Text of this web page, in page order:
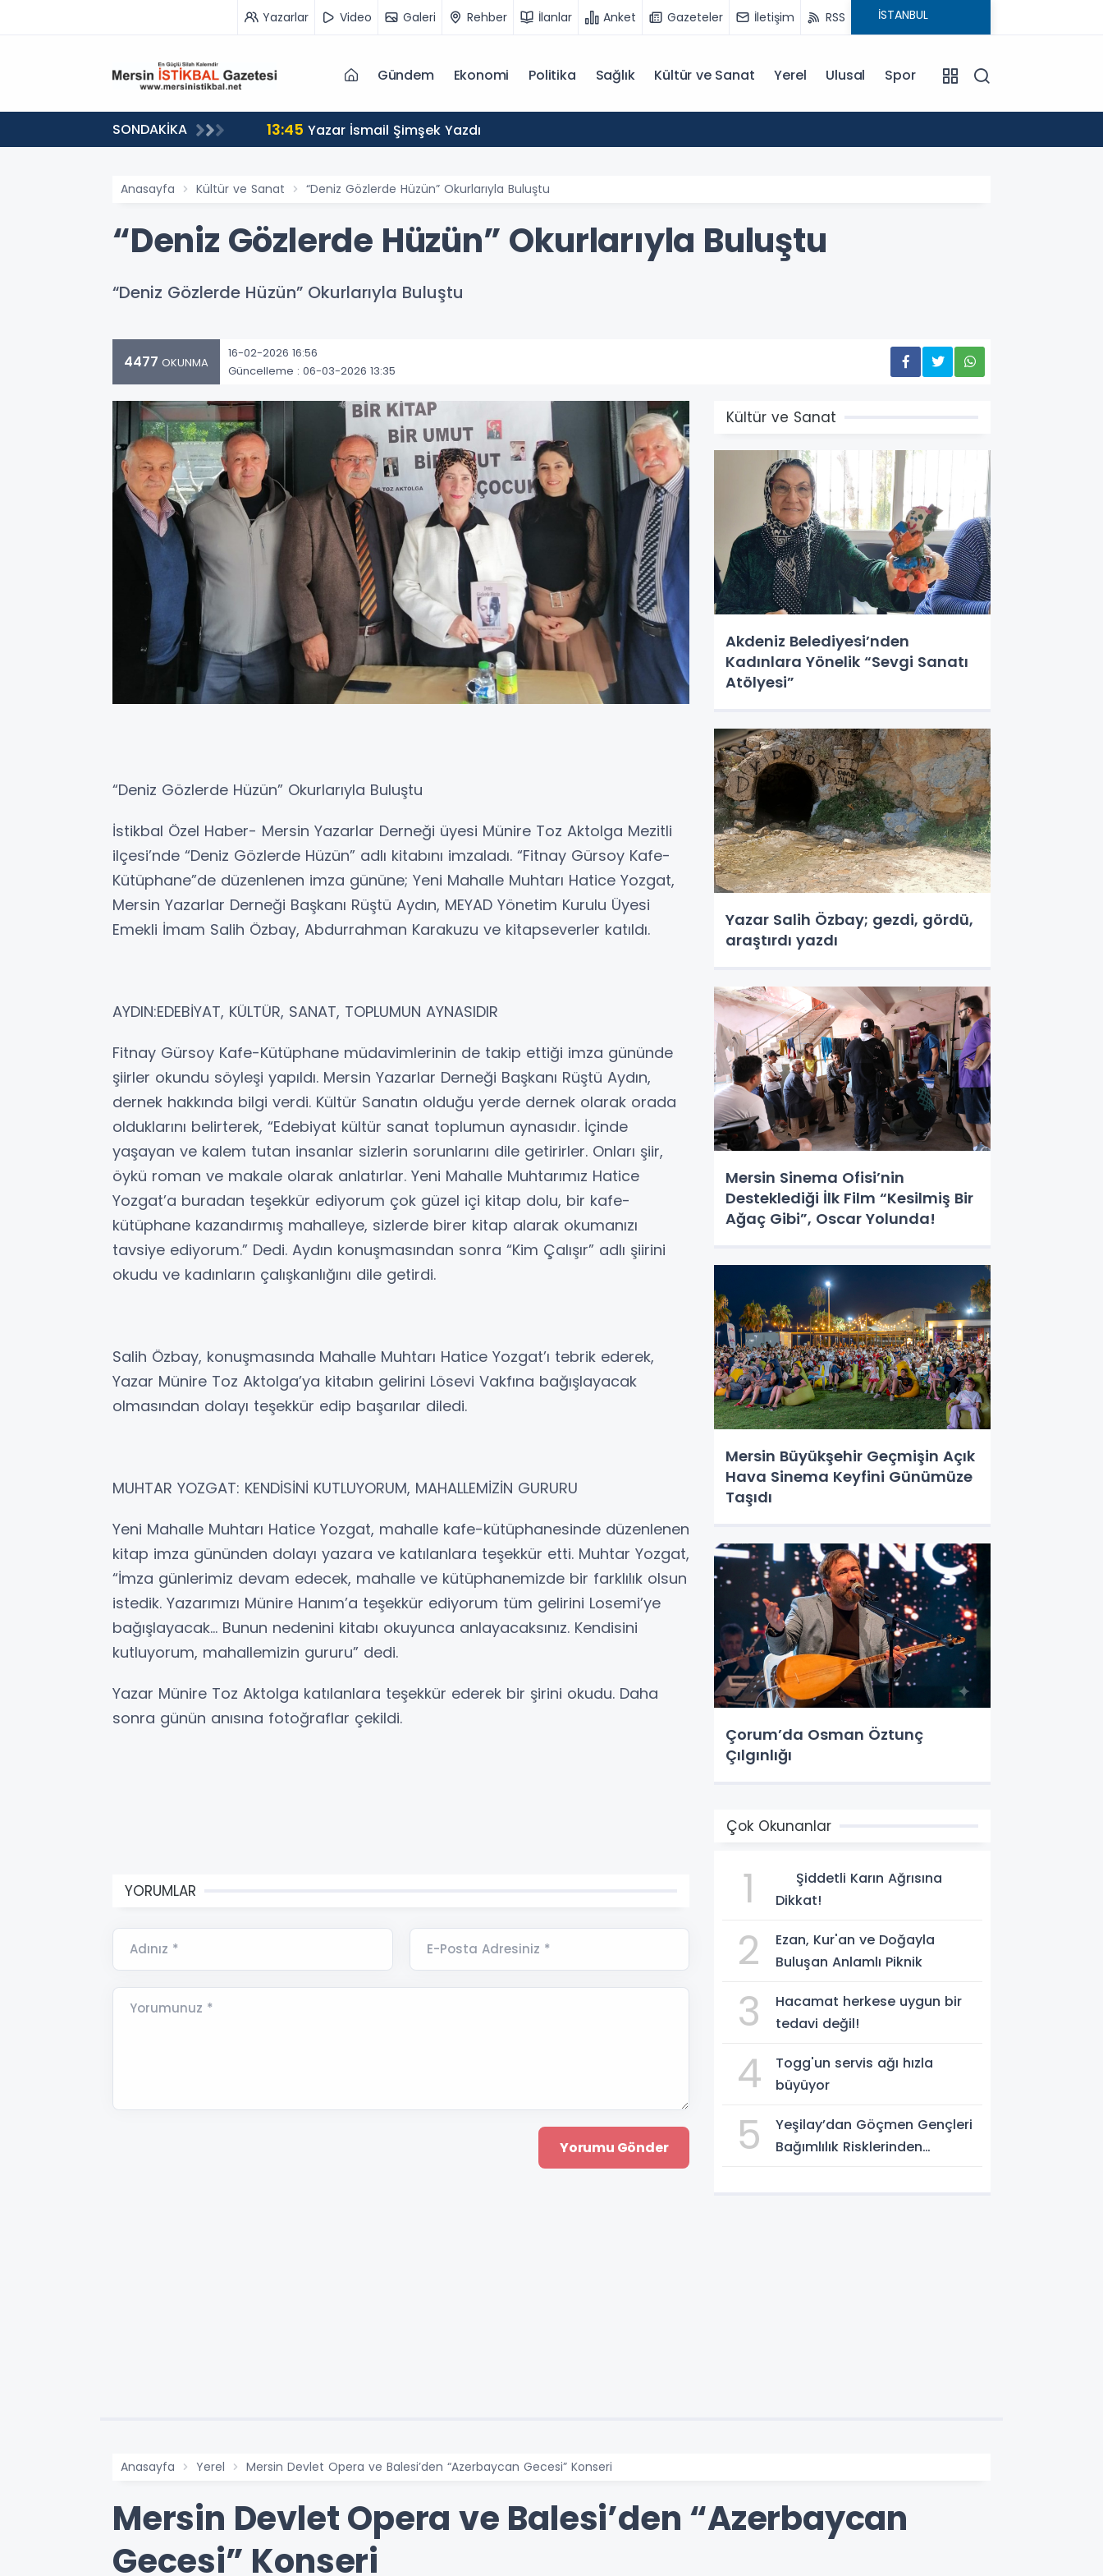
Yazarlar Video Galeri Rehber İlanlar Anket Gazeteler İletişim RSS
Gündem Ekonomi Politika Sağlık Kültür ve Sanat Yerel Ulusal Spor
SONDAKİKA
Yolculuğuna Uğurladı 13:45 Yazar İsmail Şimşek Yazdı
Anasayfa Kültür ve Sanat “Deniz Gözlerde Hüzün” Okurlarıyla Buluştu
“Deniz Gözlerde Hüzün” Okurlarıyla Buluştu
“Deniz Gözlerde Hüzün” Okurlarıyla Buluştu
4477 OKUNMA
16-02-2026 16:56
Güncelleme : 06-03-2026 13:35
“Deniz Gözlerde Hüzün” Okurlarıyla Buluştu
İstikbal Özel Haber- Mersin Yazarlar Derneği üyesi Münire Toz Aktolga Mezitli
ilçesi’nde “Deniz Gözlerde Hüzün” adlı kitabını imzaladı. “Fitnay Gürsoy Kafe-
Kütüphane”de düzenlenen imza gününe; Yeni Mahalle Muhtarı Hatice Yozgat,
Mersin Yazarlar Derneği Başkanı Rüştü Aydın, MEYAD Yönetim Kurulu Üyesi
Emekli İmam Salih Özbay, Abdurrahman Karakuzu ve kitapseverler katıldı.
AYDIN:EDEBİYAT, KÜLTÜR, SANAT, TOPLUMUN AYNASIDIR
Fitnay Gürsoy Kafe-Kütüphane müdavimlerinin de takip ettiği imza gününde
şiirler okundu söyleşi yapıldı. Mersin Yazarlar Derneği Başkanı Rüştü Aydın,
dernek hakkında bilgi verdi. Kültür Sanatın olduğu yerde dernek olarak orada
olduklarını belirterek, “Edebiyat kültür sanat toplumun aynasıdır. İçinde
yaşayan ve kalem tutan insanlar sizlerin sorunlarını dile getirirler. Onları şiir,
öykü roman ve makale olarak anlatırlar. Yeni Mahalle Muhtarımız Hatice
Yozgat’a buradan teşekkür ediyorum çok güzel içi kitap dolu, bir kafe-
kütüphane kazandırmış mahalleye, sizlerde birer kitap alarak okumanızı
tavsiye ediyorum.” Dedi. Aydın konuşmasından sonra “Kim Çalışır” adlı şiirini
okudu ve kadınların çalışkanlığını dile getirdi.
Salih Özbay, konuşmasında Mahalle Muhtarı Hatice Yozgat’ı tebrik ederek,
Yazar Münire Toz Aktolga’ya kitabın gelirini Lösevi Vakfına bağışlayacak
olmasından dolayı teşekkür edip başarılar diledi.
MUHTAR YOZGAT: KENDİSİNİ KUTLUYORUM, MAHALLEMİZİN GURURU
Yeni Mahalle Muhtarı Hatice Yozgat, mahalle kafe-kütüphanesinde düzenlenen
kitap imza gününden dolayı yazara ve katılanlara teşekkür etti. Muhtar Yozgat,
“İmza günlerimiz devam edecek, mahalle ve kütüphanemizde bir farklılık olsun
istedik. Yazarımızı Münire Hanım’a teşekkür ediyorum tüm gelirini Losemi’ye
bağışlayacak… Bunun nedenini kitabı okuyunca anlayacaksınız. Kendisini
kutluyorum, mahallemizin gururu” dedi.
Yazar Münire Toz Aktolga katılanlara teşekkür ederek bir şirini okudu. Daha
sonra günün anısına fotoğraflar çekildi.
YORUMLAR
Adınız * E-Posta Adresiniz *
Yorumunuz *
Kültür ve Sanat
Akdeniz Belediyesi’nden
Kadınlara Yönelik “Sevgi Sanatı
Atölyesi”
Yazar Salih Özbay; gezdi, gördü,
araştırdı yazdı
Mersin Sinema Ofisi’nin
Desteklediği İlk Film “Kesilmiş Bir
Ağaç Gibi”, Oscar Yolunda!
Mersin Büyükşehir Geçmişin Açık
Hava Sinema Keyfini Günümüze
Taşıdı
Çorum’da Osman Öztunç
Çılgınlığı
Çok Okunanlar
1
Şiddetli Karın Ağrısına
Dikkat!
2
Ezan, Kur'an ve Doğayla
Buluşan Anlamlı Piknik
3
Hacamat herkese uygun bir
tedavi değil!
4
Togg'un servis ağı hızla
büyüyor
5
Yeşilay’dan Göçmen Gençleri
Bağımlılık Risklerinden
Anasayfa Yerel Mersin Devlet Opera ve Balesi’den “Azerbaycan Gecesi” Konseri
Mersin Devlet Opera ve Balesi’den “Azerbaycan
Gecesi” Konseri